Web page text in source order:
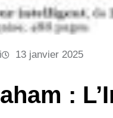
13 janvier 2025
: